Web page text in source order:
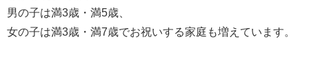
男の子は満3歳・満5歳、
女の子は満3歳・満7歳でお祝いする家庭も増えています。